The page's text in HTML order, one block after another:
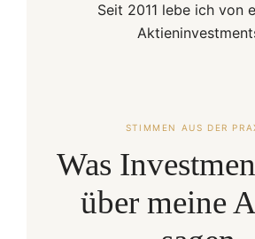
Seit 2011 lebe ich von
STIMMEN AUS DER
Was
über meine